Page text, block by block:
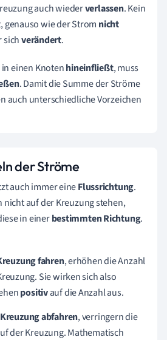
auch wiederverlassen. Kein
genauso wie der Strom nicht
verändert.
in einen Knotenhineinfließt, muss
. Damit die Summe der Ströme
auch unterschiedliche Vorzeichen
der Ströme
auch immer eineFlussrichtung.
nicht auf der Kreuzung stehen,
in einerbestimmten Richtung.
fahren, erhöhen die Anzahl
Sie wirken sich also
positivauf die Anzahl aus.
abfahren, verringern die
der Kreuzung. Mathematisch